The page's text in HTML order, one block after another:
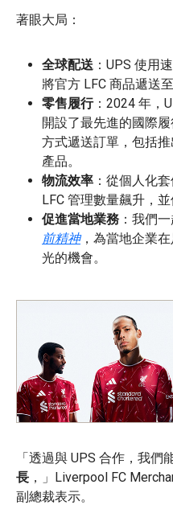
著眼大局：
全球配送 ：UPS 使用
將官方 LFC 商品遞送
零售履行：2024 年，
開設了最先進的國際
方式遞送訂單，包括
產品。
物流效率 ：從個人化
LFC 管理數量飆升，
促進當地業務 ：我們
前精神，為當地企業
光的機會。
「透過與 UPS 合作，我們
長 ，」Liverpool FC
副總裁表示。